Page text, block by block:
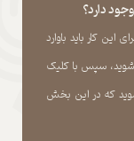
دارد؟
کار باید باوارد
سپس با کلیک
که در این بخش